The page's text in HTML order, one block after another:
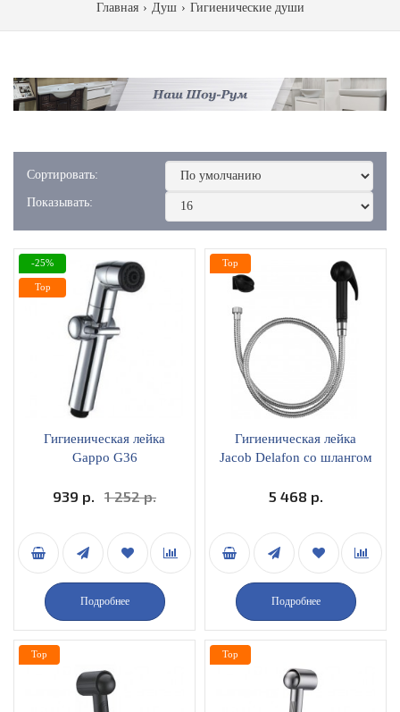
Главная Душ Гигиенические души
Сортировать:
Показывать:
Гигиеническая лейка
Gappo G36
939 р. 1 252 р.
Подробнее
-25%
Top
Гигиеническая лейка
Jacob Delafon со шлангом
хром E75089-CP
5 468 р.
Подробнее
Top
Top Top